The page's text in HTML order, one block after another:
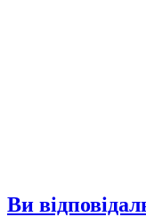
Ви